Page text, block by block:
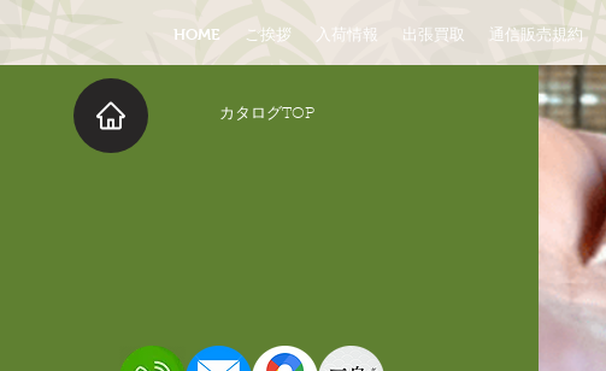
HOME ご挨拶 入荷情報 出張買取 通信販売規約
​カタログTOP